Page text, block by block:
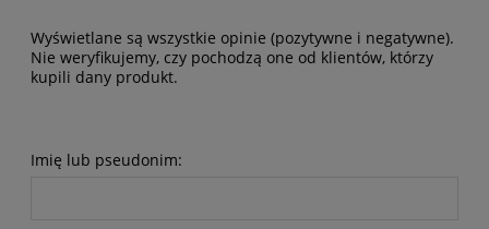
Wyświetlane są wszystkie opinie (pozytywne i negatywne).
Nie weryfikujemy, czy pochodzą one od klientów, którzy
kupili dany produkt.
Imię lub pseudonim: